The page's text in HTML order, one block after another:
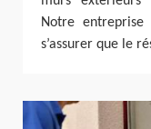
Notre
s’assurer que le